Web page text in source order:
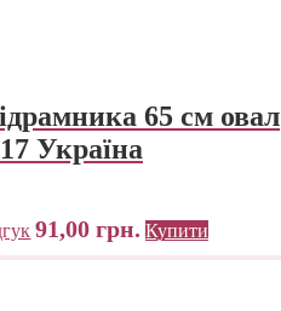
65 см овал
Україна
91,00грн. Купити